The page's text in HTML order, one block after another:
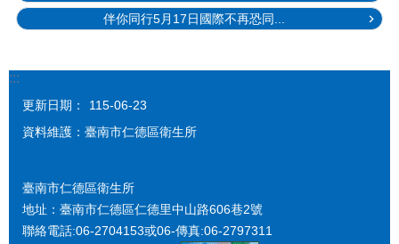
伴你同行5月17日國際不再恐同...
:::
更新日期：
115-06-23
資料維護：臺南市仁德區衛生所
臺南市仁德區衛生所
地址：臺南市仁德區仁德里中山路606巷2號
聯絡電話:06-2704153或06-傳真:06-2797311